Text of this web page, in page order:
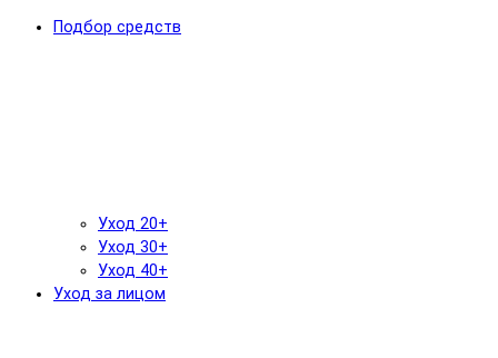
Подбор средств
Уход 20+
Уход 30+
Уход 40+
Уход за лицом